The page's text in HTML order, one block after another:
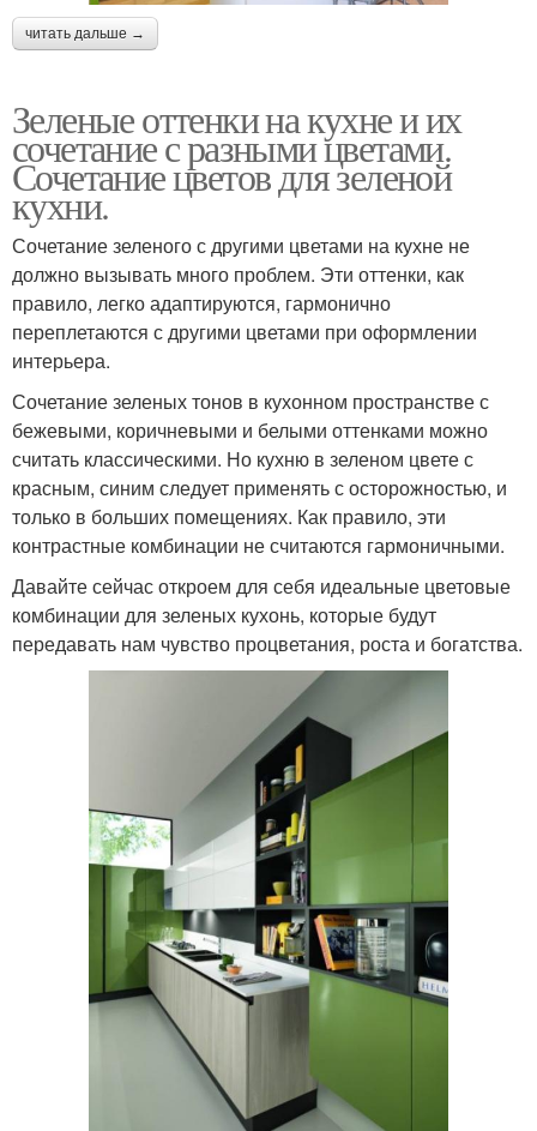
читать дальше →
Зеленые оттенки на кухне и их
сочетание с разными цветами.
Сочетание цветов для зеленой
кухни.
Сочетание зеленого с другими цветами на кухне не
должно вызывать много проблем. Эти оттенки, как
правило, легко адаптируются, гармонично
переплетаются с другими цветами при оформлении
интерьера.
Сочетание зеленых тонов в кухонном пространстве с
бежевыми, коричневыми и белыми оттенками можно
считать классическими. Но кухню в зеленом цвете с
красным, синим следует применять с осторожностью, и
только в больших помещениях. Как правило, эти
контрастные комбинации не считаются гармоничными.
Давайте сейчас откроем для себя идеальные цветовые
комбинации для зеленых кухонь, которые будут
передавать нам чувство процветания, роста и богатства.